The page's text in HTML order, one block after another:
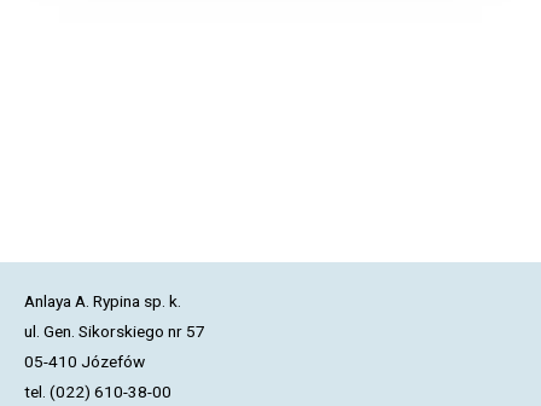
Anlaya A. Rypina sp. k.
ul. Gen. Sikorskiego nr 57
05-410 Józefów
tel. (022) 610-38-00